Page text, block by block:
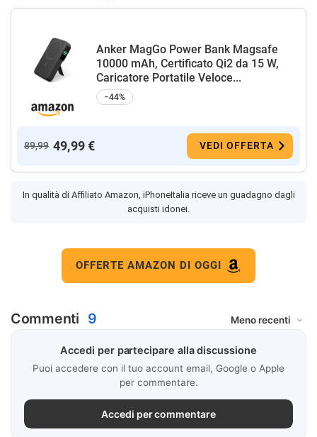
Anker MagGo Power Bank Magsafe
10000 mAh, Certificato Qi2 da 15 W,
Caricatore Portatile Veloce...
−44%
89,99 49,99 € VEDI OFFERTA
In qualità di Affiliato Amazon, iPhoneItalia riceve un guadagno dagli
acquisti idonei.
OFFERTE AMAZON DI OGGI
Commenti 9
Accedi per partecipare alla discussione
Puoi accedere con il tuo account email, Google o Apple
per commentare.
Accedi per commentare